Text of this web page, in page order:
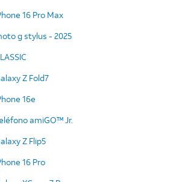
16 Pro Max
g stylus - 2025
Z Fold7
16e
amiGO™ Jr.
Z Flip5
16 Pro